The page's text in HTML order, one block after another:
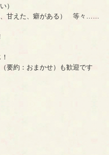
）
、甘えた、癖がある） 等々……
要約：おまかせ）も歓迎です